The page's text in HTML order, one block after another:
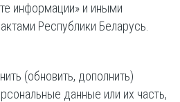
информации» и иными
Республики Беларусь.
(обновить, дополнить)
данные или их часть,